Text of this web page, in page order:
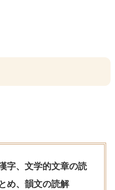
字、文学的文章の読
め、韻文の読解